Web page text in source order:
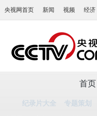
央视网首页 新闻 视频 经济
首页
纪录片大全 专题策划